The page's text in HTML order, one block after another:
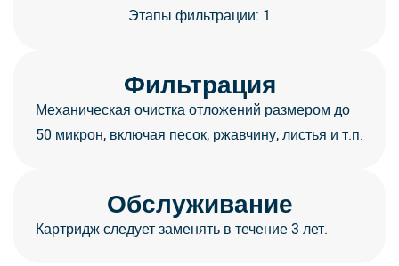
Этапы фильтрации: 1
Фильтрация
Механическая очистка отложений размером до
50 микрон, включая песок, ржавчину, листья и т.п.
Обслуживание
Картридж следует заменять в течение 3 лет.